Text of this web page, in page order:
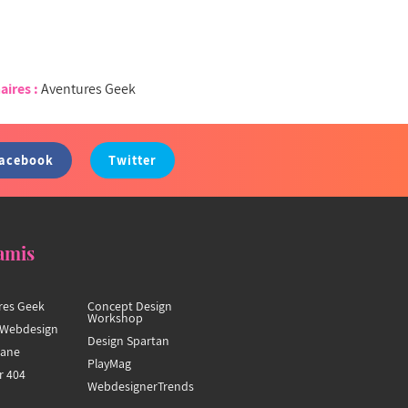
:Aventures Geek
Twitter
Geek
404
Concept Design
Workshop
Design Spartan
PlayMag
WebdesignerTrends